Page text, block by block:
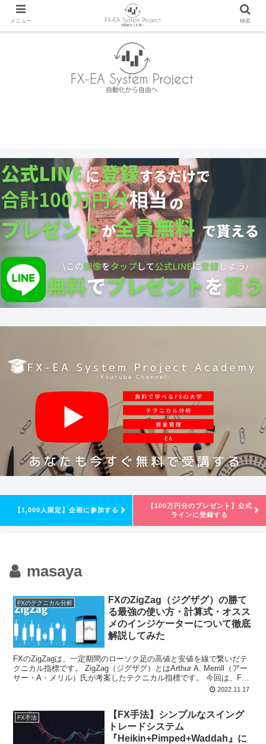
【1,000人限定】企画に参加する
【100万円分のプレゼント】公式
ラインに登録する
masaya
FXのテクニカル分析
FXのZigZag（ジグザグ）の勝て
る最強の使い方・計算式・オスス
メのインジケーターについて徹底
解説してみた
FXのZigZagは、一定期間のローソク足の高値と安値を線で繋いだテ
クニカル指標です。 ZigZag（ジグザグ）とはArthur A. Merrill（アー
サー・A・メリル）氏が考案したテクニカル指標です。 今回は、FX
のZigZag（ジグザグ）の勝てる最強の使い方・計算式・オススメの
2022.11.17
FX手法
【FX手法】シンプルなスイング
トレードシステム
『Heikin+Pimped+Waddah』に
メニュー 検索